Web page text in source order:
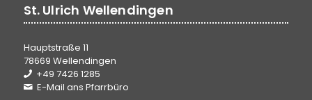
St. Ulrich Wellendingen
Hauptstraße 11
78669 Wellendingen
+49 7426 1285
E-Mail ans Pfarrbüro